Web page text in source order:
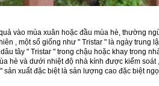
vào mùa xuân hoặc đầu mùa hè, thường
, một số giống như " Tristar " là ngày trung
tây " Tristar " trong chậu hoặc khay trong
hè và dưới nhiệt độ nhà kính được kiểm soát
xuất đặc biệt là sản lượng cao đặc biệt